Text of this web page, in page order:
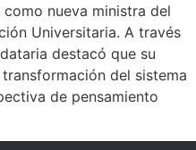
nueva ministra del
Universitaria. A través
destacó que su
del sistema
de pensamiento